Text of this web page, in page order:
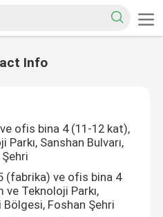
Info
ofis bina 4 (11-12 kat),
Sanshan Bulvarı,
(fabrika) ve ofis bina 4
ve Teknoloji Parkı,
Bölgesi, Foshan Şehri